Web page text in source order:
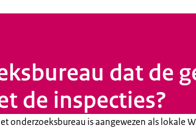
dat de
de inspecties?
onderzoeksbureau is aangewezen als lokale